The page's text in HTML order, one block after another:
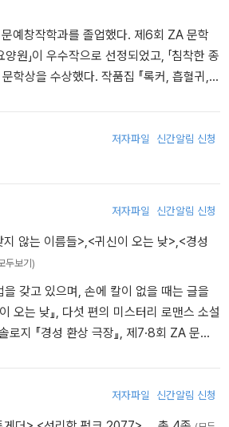
는 건 책이 아니야!』라는 제목은 환상 문학
대표작 『화씨 451』 속 문장을 인용한 것
양한 이야기가 모이는 브릿G의 개성을 함
이 아니야! 당신은 낡은 축음기 음반에서,
을 수 있지. 자연 속에서, 그리고 당신 자
란 단지 많은 것들을 담아 둘 수 있는 그릇
에는 전혀 신비스럽거나 마술적인 매력이
이 말하는 내용에 있는 거요. 우주의 삼라만
각 기워서 하나의 훌륭한 옷으로 내보여
있는 것이오.” ―레이 브래드버리, 『화씨
예창작학과를 졸업했다. 제6회 ZA 문학
원」이 우수작으로 선정되었고, 「침착한 종
학상을 수상했다. 작품집 『록커, 흡혈귀,
사로 정했습니다』 등을 썼다.
저자파일 신간알림 신청
저자파일 신간알림 신청
않는 이름들>,<귀신이 오는 낮>,<경성
두보기)
갖고 있으며, 손에 칼이 없을 때는 글을
오는 낮』, 다섯 편의 미스터리 로맨스 소설
로지 『경성 환상 극장』, 제7·8회 ZA 문학
집인 『사건은 식후에 벌어진다』 등 다양
저자파일 신간알림 신청